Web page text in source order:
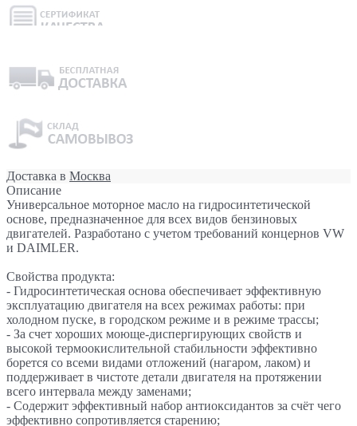
Доставка в Москва
Описание
Универсальное моторное масло на гидросинтетической
основе, предназначенное для всех видов бензиновых
двигателей. Разработано с учетом требований концернов VW
и DAIMLER.
Свойства продукта:
- Гидросинтетическая основа обеспечивает эффективную
эксплуатацию двигателя на всех режимах работы: при
холодном пуске, в городском режиме и в режиме трассы;
- За счет хороших моюще-диспергирующих свойств и
высокой термоокислительной стабильности эффективно
борется со всеми видами отложений (нагаром, лаком) и
поддерживает в чистоте детали двигателя на протяжении
всего интервала между заменами;
- Содержит эффективный набор антиоксидантов за счёт чего
эффективно сопротивляется старению;